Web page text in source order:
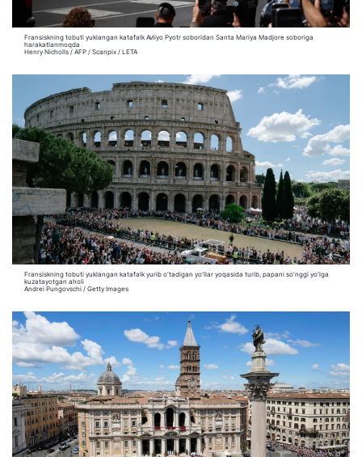
Fransiskning tobuti yuklangan katafalk Avliyo Pyotr soboridan Santa Mariya Madjore soboriga
harakatlanmoqda
Henry Nicholls / AFP / Scanpix / LETA
Fransiskning tobuti yuklangan katafalk yurib o‘tadigan yo‘llar yoqasida turib, papani so‘nggi yo‘lga
kuzatayotgan aholi
Andrei Pungovschi / Getty Images